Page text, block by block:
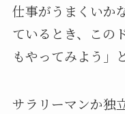
仕事がうまくいか
ているとき、この
もやってみよう」
サラリーマンか独